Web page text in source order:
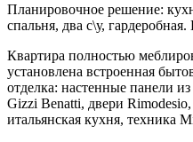
Планировочное решение:
спальня, два с\у,
Квартира полностью
установлена встроенная
отделка: настенные панели
Gizzi Benatti, двери
итальянская кухня, техника